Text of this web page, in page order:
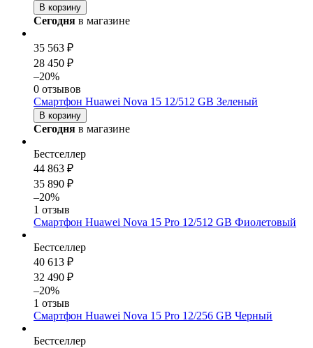
В корзину
Сегодня в магазине
35 563 ₽
28 450 ₽
–20%
0 отзывов
Смартфон Huawei Nova 15 12/512 GB Зеленый
В корзину
Сегодня в магазине
Бестселлер
44 863 ₽
35 890 ₽
–20%
1 отзыв
Смартфон Huawei Nova 15 Pro 12/512 GB Фиолетовый
Бестселлер
40 613 ₽
32 490 ₽
–20%
1 отзыв
Смартфон Huawei Nova 15 Pro 12/256 GB Черный
Бестселлер